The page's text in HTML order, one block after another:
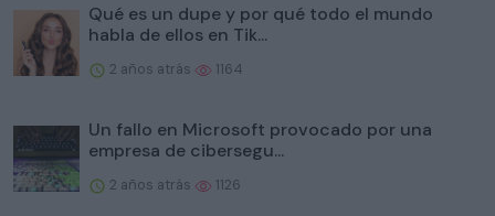
Qué es un dupe y por qué todo el mundo
habla de ellos en Tik...
2 años atrás 1164
Un fallo en Microsoft provocado por una
empresa de cibersegu...
2 años atrás 1126